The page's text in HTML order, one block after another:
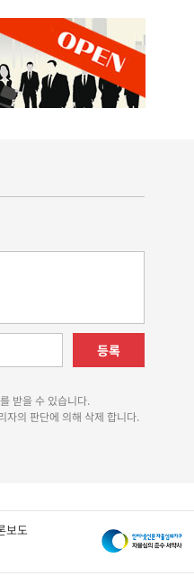
등록
받을 수 있습니다.
자의 판단에 의해 삭제 합니다.
보도